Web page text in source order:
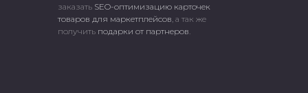
заказать SEO-оптимизацию карточек
товаров для маркетплейсов , а так же
получить подарки от партнеров